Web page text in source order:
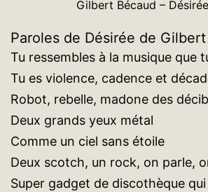
Gilbert Bécaud –
Paroles de Désirée de
Tu ressembles à la musique que
Tu es violence, cadence et
Robot, rebelle, madone des
Deux grands yeux métal
Comme un ciel sans étoile
Deux scotch, un rock, on parle,
Super gadget de discothèque